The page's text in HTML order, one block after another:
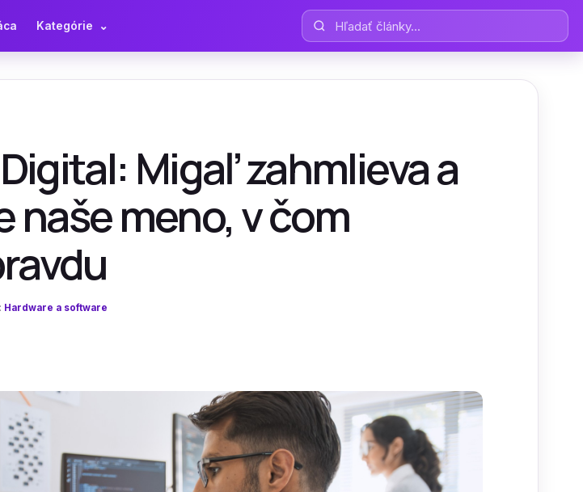
Kategórie ⌄ Hľadať články
Migaľ zahmlieva a
naše meno, v čom
Hardware a software